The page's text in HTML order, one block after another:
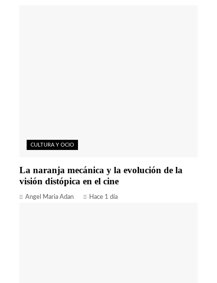
CULTURA Y OCIO
La naranja mecánica y la evolución de la
visión distópica en el cine
Angel Maria Adan Hace 1 día